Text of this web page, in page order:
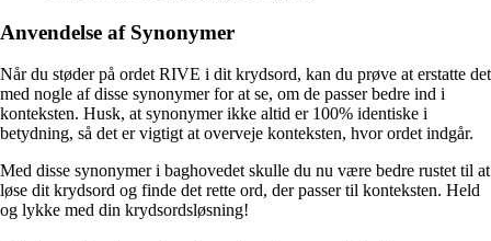
Anvendelse af Synonymer
Når du støder på ordet RIVE i dit krydsord, kan du prøve at erstatte det
med nogle af disse synonymer for at se, om de passer bedre ind i
konteksten. Husk, at synonymer ikke altid er 100% identiske i
betydning, så det er vigtigt at overveje konteksten, hvor ordet indgår.
Med disse synonymer i baghovedet skulle du nu være bedre rustet til at
løse dit krydsord og finde det rette ord, der passer til konteksten. Held
og lykke med din krydsordsløsning!